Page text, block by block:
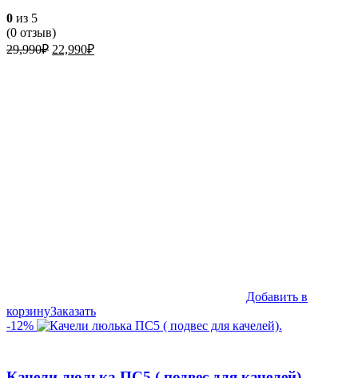
0 из 5
(0 отзыв)
29,990₽ Первоначальная
22,990₽Текущая
Добавить в
корзинуЗаказать
-12%